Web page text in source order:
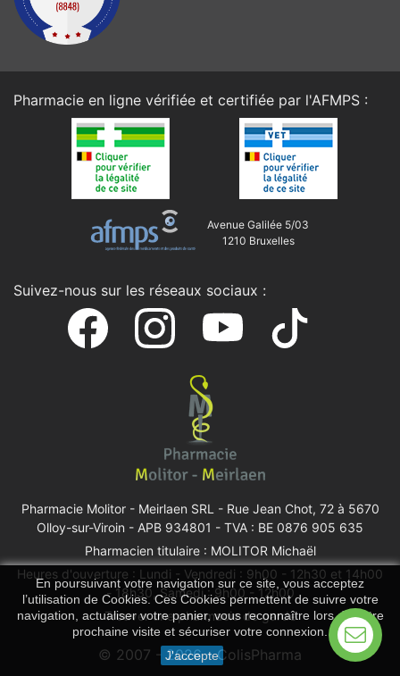
En poursuivant votre navigation sur ce site, vous acceptez
l’utilisation de Cookies. Ces Cookies permettent de suivre votre
navigation, actualiser votre panier, vous reconnaître lors de votre
prochaine visite et sécuriser votre connexion.
J'accepte
Pharmacie en ligne vérifiée et certifiée par l'AFMPS :
Avenue Galilée 5/03
1210 Bruxelles
Suivez-nous sur les réseaux sociaux :
Pharmacie Molitor - Meirlaen SRL - Rue Jean Chot, 72 à 5670
Olloy-sur-Viroin - APB 934801 - TVA : BE 0876 905 635
Pharmacien titulaire : MOLITOR Michaël
Heures d'ouverture : Lundi - Vendredi : 9h00 - 12h30 et 14h00
- 18h30, Samedi : 9h00 - 12h00
Trouver une pharmacie de garde
© 2007 - 2026 - ColisPharma